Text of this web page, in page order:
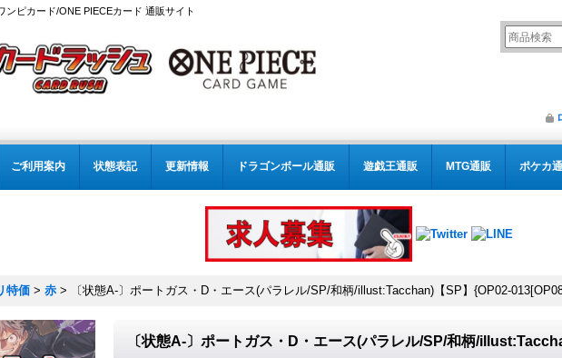
ンピカード/ONE PIECEカード 通販サイト
ご利用案内 状態表記 更新情報 ドラゴンボール通販 遊戯王通販 MTG通販 ポケカ
特価 > 赤 > 〔状態A-〕ポートガス・D・エース(パラレル/SP/和柄/illust:Tacchan)【SP】{OP02-
〔状態A-〕ポートガス・D・エース(パラレル/SP/和柄/